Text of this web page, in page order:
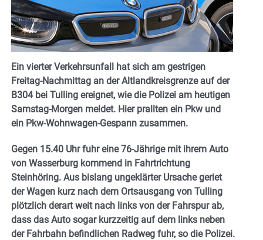
Ein vierter Verkehrsunfall hat sich am gestrigen
Freitag-Nachmittag an der Altlandkreisgrenze auf der
B304 bei Tulling ereignet, wie die Polizei am heutigen
Samstag-Morgen meldet. Hier prallten ein Pkw und
ein Pkw-Wohnwagen-Gespann zusammen.
Gegen 15.40 Uhr fuhr eine 76-Jährige mit ihrem Auto
von Wasserburg kommend in Fahrtrichtung
Steinhöring. Aus bislang ungeklärter Ursache geriet
der Wagen kurz nach dem Ortsausgang von Tulling
plötzlich derart weit nach links von der Fahrspur ab,
dass das Auto sogar kurzzeitig auf dem links neben
der Fahrbahn befindlichen Radweg fuhr, so die Polizei.